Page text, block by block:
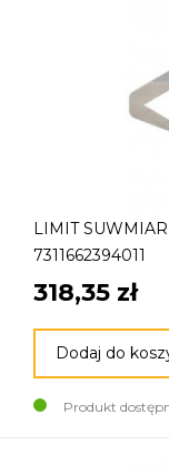
LIMIT
7311662394011
318,35 zł
Dodaj do
Produkt